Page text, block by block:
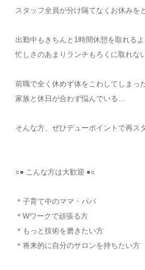
スタッフ全員が分け隔てなくお休みを
出勤中もきちんと1時間休憩を取れるよ
忙しさのあまりランチもろくに取れ
前職で全く休めず体をこわしてしまっ
家族と休日が合わず悩んでいる…
そんな方、ぜひデューポイントで再ス
○● こんな方は大歓迎 ●○
＊子育て中のママ・パパ
＊Wワークで頑張る方
＊もっと技術を磨きたい方
＊将来的に自分のサロンを持ちたい方